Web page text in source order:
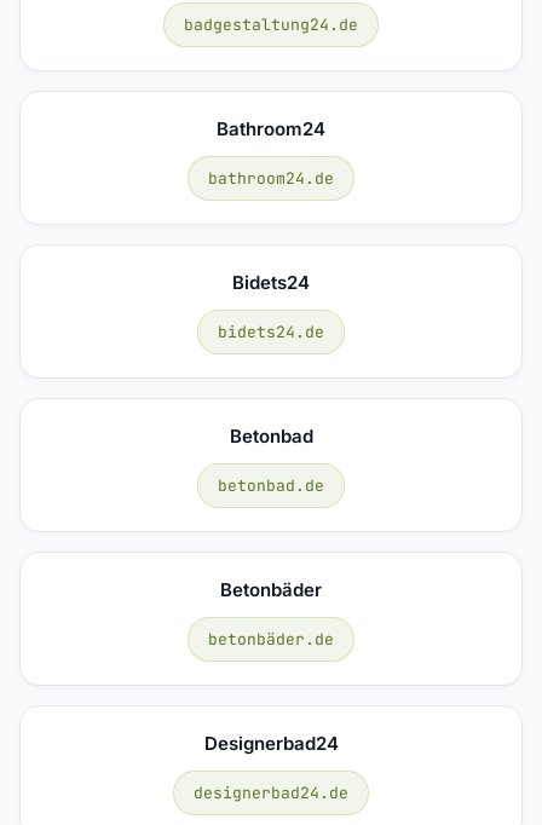
badgestaltung24.de
Bathroom24
bathroom24.de
Bidets24
bidets24.de
Betonbad
betonbad.de
Betonbäder
betonbäder.de
Designerbad24
designerbad24.de